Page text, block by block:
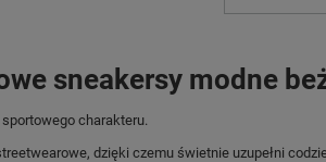
sneakersy modne
charakteru.
dzięki czemu świetnie uzupełni